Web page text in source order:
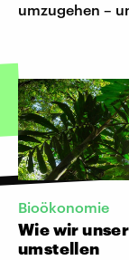
umzugehen –
Bioökonomie
Wie wir
umstellen